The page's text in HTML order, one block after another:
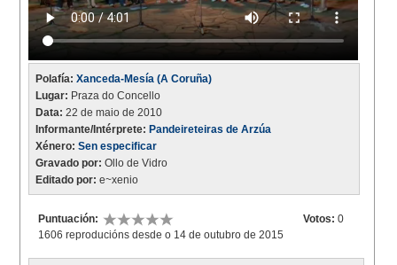
Polafía: Xanceda-Mesía (A Coruña)
Lugar: Praza do Concello
Data: 22 de maio de 2010
Informante/Intérprete: Pandeireteiras de Arzúa
Xénero: Sen especificar
Gravado por: Ollo de Vidro
Editado por: e~xenio
Puntuación: Votos: 0
1606 reproducións desde o 14 de outubro de 2015